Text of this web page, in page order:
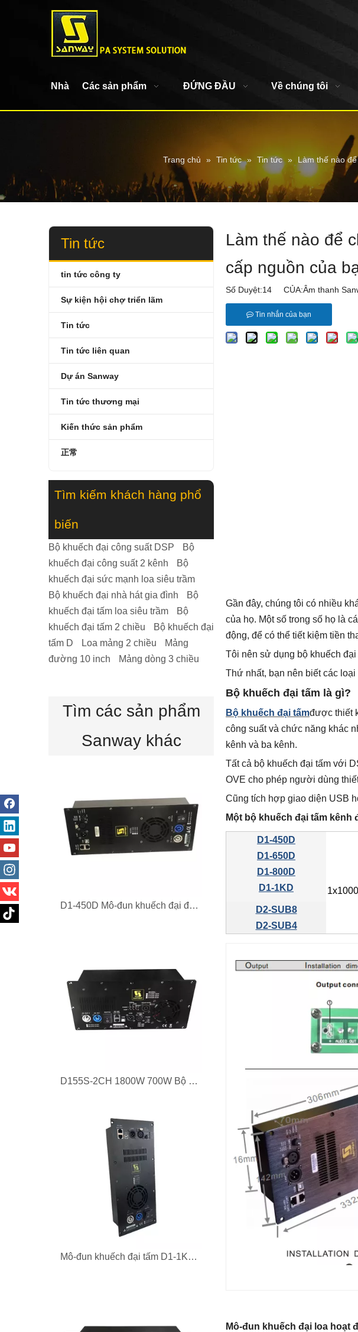
Nhà Các sản phẩm ĐỨNG ĐẦU Về chúng tôi
Trang chủ » Tin tức » Tin tức » Làm thế nào
Tin tức
tin tức công ty
Sự kiện hội chợ triển lãm
Tin tức
Tin tức liên quan
Dự án Sanway
Tin tức thương mại
Kiến thức sản phẩm
正常
Tìm kiếm khách hàng phổ
biến
Bộ khuếch đại công suất DSP
Bộ
khuếch đại công suất 2 kênh
Bộ
khuếch đại sức mạnh loa siêu trầm
Bộ khuếch đại nhà hát gia đình
Bộ
khuếch đại tấm loa siêu trầm
Bộ
khuếch đại tấm 2 chiều
Bộ khuếch đại
tấm D
Loa mảng 2 chiều
Mảng
đường 10 inch
Mảng dòng 3 chiều
Tìm các sản phẩm
Sanway khác
Mô-đun khuếch đại loa hoạt động 1 kênh D1-800D Class D 800w
D1-450D Mô-đun khuếch đại đơn kênh loại D cho loa hoạt động
D155S-2CH 1800W 700W Bộ khuếch đại tấm loại D 700W cho loa hoạt động
Mô-đun khuếch đại tấm D1-1KD 1000W Class D cho âm trầm siêu trầm
Làm thế nào để
cấp nguồn của
Số Duyệt:14 CỦA:Âm thanh
Tin nhắn của bạn
Gần đây, chúng tôi có nhiều
của họ. Một số trong số họ là
động, để có thể tiết kiệm tiền
Tôi nên sử dụng bộ khuếch
Thứ nhất, bạn nên biết các
Bộ khuếch đại tấm là gì?
Bộ khuếch đại tấmđược thiết
công suất và chức năng khác
kênh và ba kênh.
Tất cả bộ khuếch đại tấm với
OVE cho phép người dùng
Cũng tích hợp giao diện USB
Một bộ khuếch đại tấm
D1-450D
D1-650D
D1-800D
D1-1KD
D2-SUB8
D2-SUB4
Mô-đun khuếch đại loa hoạt